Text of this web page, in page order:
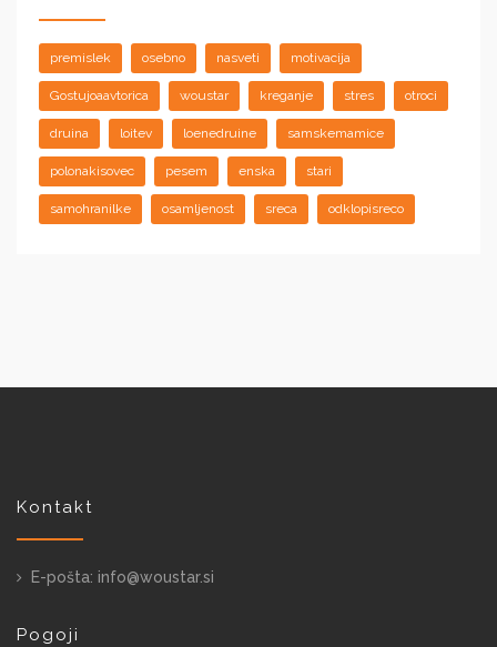
premislek osebno nasveti motivacija
Gostujoaavtorica woustar kreganje stres otroci
druina loitev loenedruine samskemamice
polonakisovec pesem enska stari
samohranilke osamljenost sreca odklopisreco
Kontakt
E-pošta: info@woustar.si
Pogoji